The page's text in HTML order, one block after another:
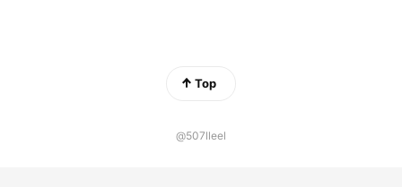
Top
@507lleel